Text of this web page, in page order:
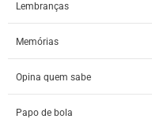
Lembranças
Memórias
Opina quem sabe
Papo de bola